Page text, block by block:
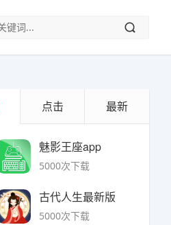
点击 最新
魅影王座app
5000次下载
古代人生最新版
5000次下载